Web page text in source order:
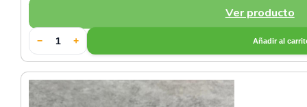
Ver producto
− + Añadir al